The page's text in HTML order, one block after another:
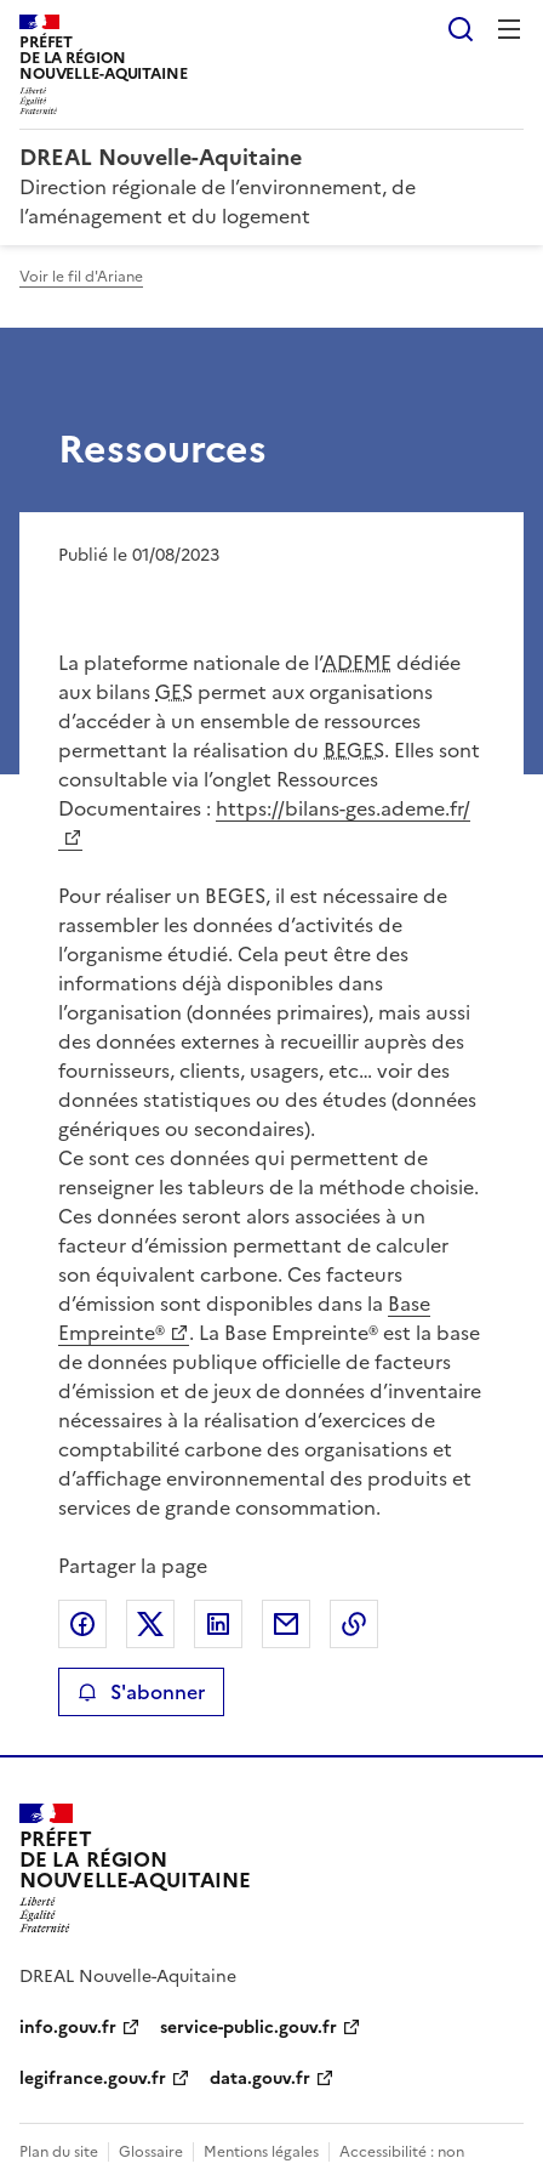
PRÉFET
DE LA RÉGION
NOUVELLE-AQUITAINE
DREAL Nouvelle-Aquitaine
Direction régionale de l’environnement, de
l’aménagement et du logement
Voir le fil d'Ariane
Ressources
Publié le 01/08/2023
La plateforme nationale de l’ADEME dédiée
aux bilansGES permet aux organisations
d’accéder à un ensemble de ressources
permettant la réalisation du BEGES. Elles sont
consultable via l’onglet Ressources
Documentaires : https://bilans-ges.ademe.fr/
Pour réaliser un BEGES, il est nécessaire de
rassembler les données d’activités de
l’organisme étudié. Cela peut être des
informations déjà disponibles dans
l’organisation (données primaires), mais aussi
des données externes à recueillir auprès des
fournisseurs, clients, usagers, etc… voir des
données statistiques ou des études (données
génériques ou secondaires).
Ce sont ces données qui permettent de
renseigner les tableurs de la méthode choisie.
Ces données seront alors associées à un
facteur d’émission permettant de calculer
son équivalent carbone. Ces facteurs
d’émission sont disponibles dans la Base
Empreinte®
. La Base Empreinte® est la base
de données publique officielle de facteurs
d’émission et de jeux de données d’inventaire
nécessaires à la réalisation d’exercices de
comptabilité carbone des organisations et
d’affichage environnemental des produits et
services de grande consommation.
Partager la page
Partager sur Facebook
Partager sur XPartager sur LinkedIn
Partager par email
S'abonner
PRÉFET
DE LA RÉGION
NOUVELLE-AQUITAINE
DREAL Nouvelle-Aquitaine
info.gouv.fr
service-public.gouv.fr
legifrance.gouv.fr
data.gouv.fr
Plan du site Glossaire Mentions légales Accessibilité : non